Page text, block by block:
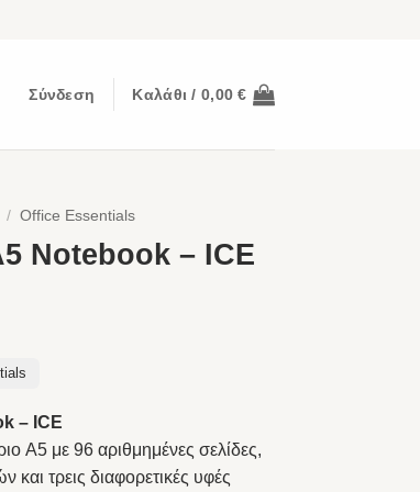
Σύνδεση Καλάθι / 0,00€
/ Office Essentials
Notebook – ICE
– ICE
A5 με 96 αριθμημένες σελίδες,
και τρεις διαφορετικές υφές